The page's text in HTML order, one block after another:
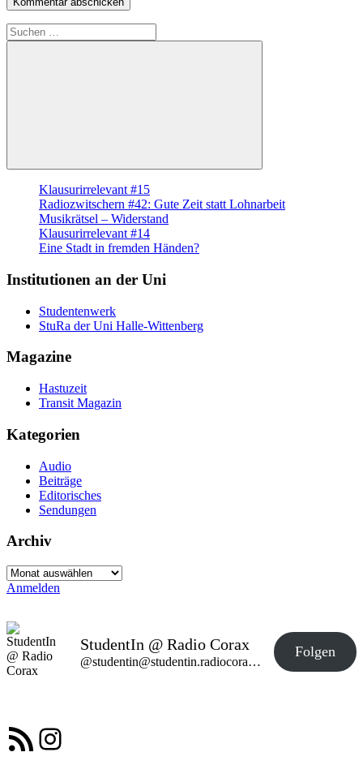
Suche
nach:
Suchen
Klausurirrelevant #15
Radiozwitschern #42: Gute Zeit statt Lohnarbeit
Musikrätsel – Widerstand
Klausurirrelevant #14
Eine Stadt in fremden Händen?
Institutionen an der Uni
Studentenwerk
StuRa der Uni Halle-Wittenberg
Magazine
Hastuzeit
Transit Magazin
Kategorien
Audio
Beiträge
Editorisches
Sendungen
Archiv
Archiv
Anmelden
StudentIn @ Radio Corax
@studentin@studentin.radiocorax.de
Folgen
RSS-FeedInstagram